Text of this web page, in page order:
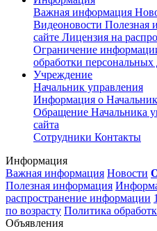
Важная информация
Видеоновости Полезная
сайте Лицензия на
Ограничение
обработки
Учреждение
Начальник управления
Информация о
Обращение Начальника
сайта
Сотрудники Контакты
Информация
Важная информация Новости
Полезная информация
распространение информации
по возрасту Политика
Объявления